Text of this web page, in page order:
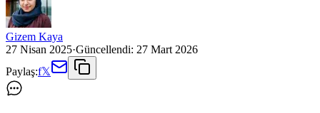
Gizem Kaya
27 Nisan 2025·Güncellendi: 27 Mart 2026
Paylaş:f𝕏